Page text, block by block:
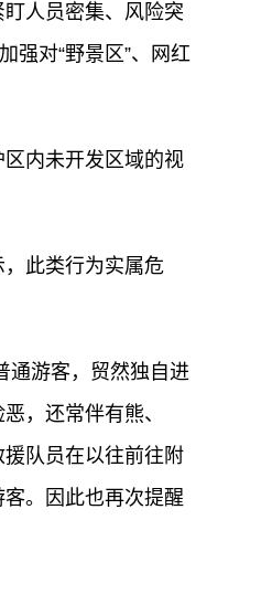
人员密集、风险突
强对“野景区”、网红
内未开发区域的视
此类行为实属危
通游客，贸然独自进
，还常伴有熊、
队员在以往前往附
。因此也再次提醒